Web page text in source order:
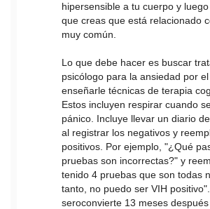
hipersensible a tu cuerpo y
que creas que está relacionado
muy común.
Lo que debe hacer es buscar
psicólogo para la ansiedad por
enseñarle técnicas de terapia
Estos incluyen respirar cuando
pánico. Incluye llevar un diario
al registrar los negativos y
positivos. Por ejemplo, "¿Qué
pruebas son incorrectas?" y
tenido 4 pruebas que son todas
tanto, no puedo ser VIH
seroconvierte 13 meses